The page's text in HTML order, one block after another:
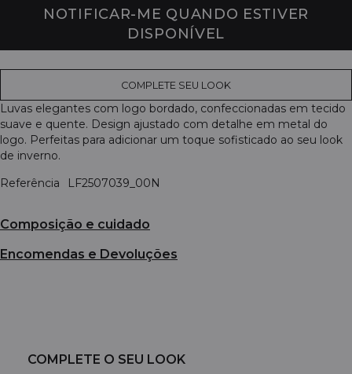
NOTIFICAR-ME QUANDO ESTIVER
DISPONÍVEL
COMPLETE SEU LOOK
Luvas elegantes com logo bordado, confeccionadas em tecido
suave e quente. Design ajustado com detalhe em metal do
logo. Perfeitas para adicionar um toque sofisticado ao seu look
de inverno.
Referência
LF2507039_00N
Composição e cuidado
Encomendas e Devoluções
COMPLETE O SEU LOOK